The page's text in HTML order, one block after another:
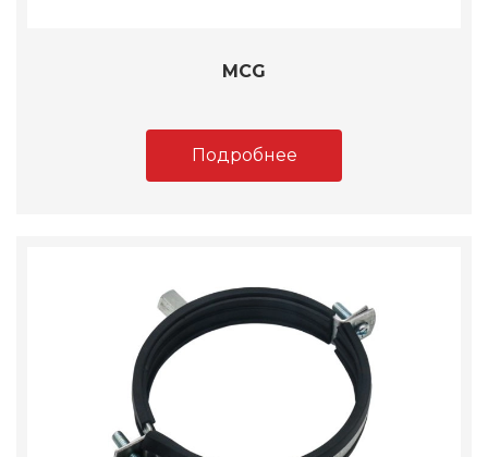
MCG
Подробнее